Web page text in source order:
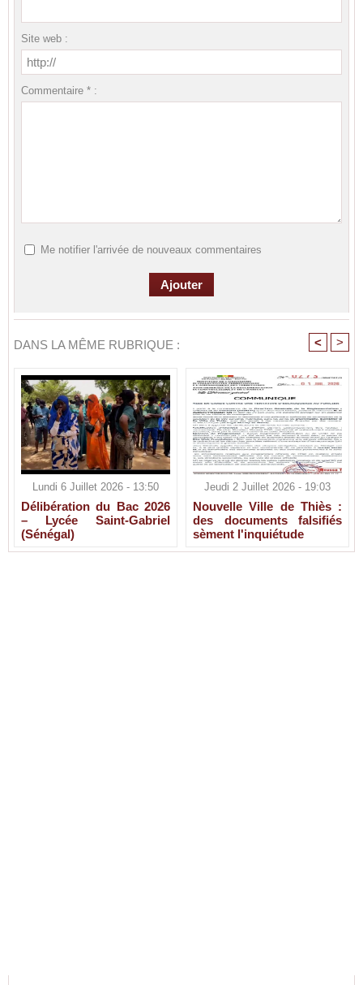
Site web :
Commentaire * :
Me notifier l'arrivée de nouveaux commentaires
DANS LA MÊME RUBRIQUE : < >
Lundi 6 Juillet 2026 - 13:50
Délibération du Bac 2026
– Lycée Saint-Gabriel
(Sénégal)
Jeudi 2 Juillet 2026 - 19:03
Nouvelle Ville de Thiès :
des documents falsifiés
sèment l'inquiétude